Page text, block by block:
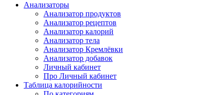
Анализаторы
Анализатор продуктов
Анализатор рецептов
Анализатор калорий
Анализатор тела
Анализатор Кремлёвки
Анализатор добавок
Личный кабинет
Про Личный кабинет
Таблица калорийности